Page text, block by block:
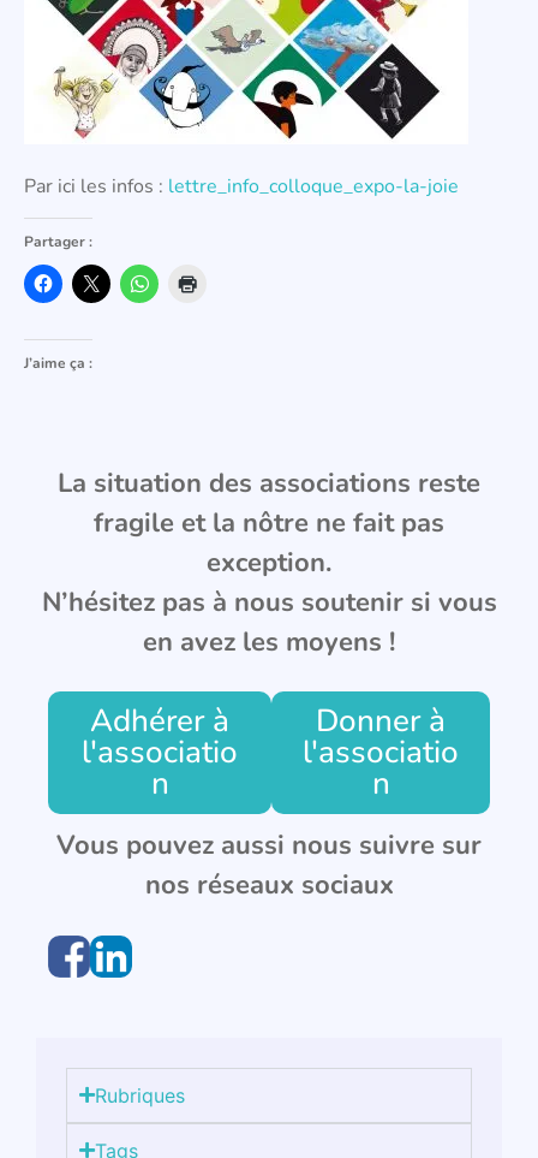
Par ici les infos : lettre_info_colloque_expo-la-joie
Partager :
J’aime ça :
La situation des associations reste
fragile et la nôtre ne fait pas
exception.
N’hésitez pas à nous soutenir si vous
en avez les moyens !
Adhérer à
l'associatio
n
Donner à
l'associatio
n
Vous pouvez aussi nous suivre sur
nos réseaux sociaux
Rubriques
Tags